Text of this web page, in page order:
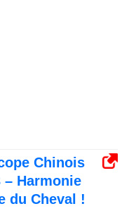
Chinois
– Harmonie
du Cheval !